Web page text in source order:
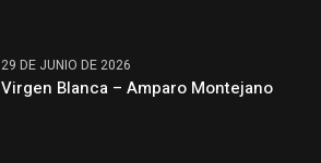
29 DE JUNIO DE 2026
Virgen Blanca – Amparo Montejano